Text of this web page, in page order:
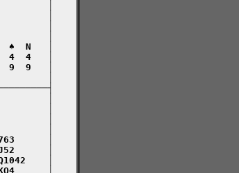
│
│
│
│
♠  N   │
4  4   │
9  9   │
│
│
│
│
│
│
│
│
│